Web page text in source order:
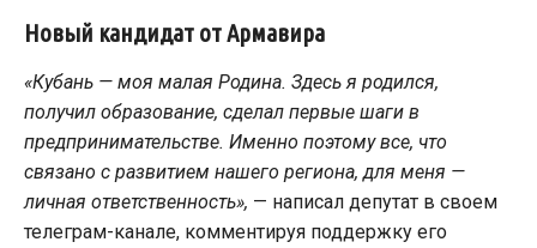
Новый кандидат от Армавира
«Кубань — моя малая Родина. Здесь я родился,
получил образование, сделал первые шаги в
предпринимательстве. Именно поэтому все, что
связано с развитием нашего региона, для меня —
личная ответственность», — написал депутат в своем
телеграм-канале, комментируя поддержку его